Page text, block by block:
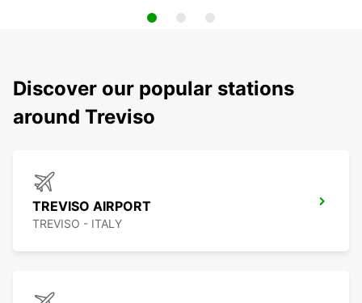
Discover our popular stations
around Treviso
TREVISO AIRPORT
TREVISO - ITALY